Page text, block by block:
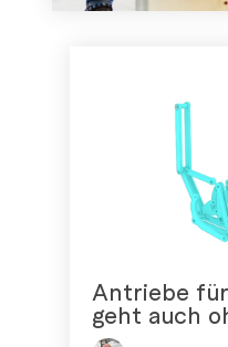
Antriebe
geht auch